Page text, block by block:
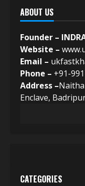
ABOUT US
Founder –
Website –
Email –
Phone – +91-
Address –
Enclave,
CATEGORIES